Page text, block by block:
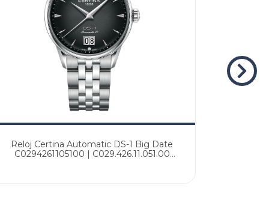
Reloj Certina Automatic DS-1 Big Date
C0294261105100 | C029.426.11.051.00